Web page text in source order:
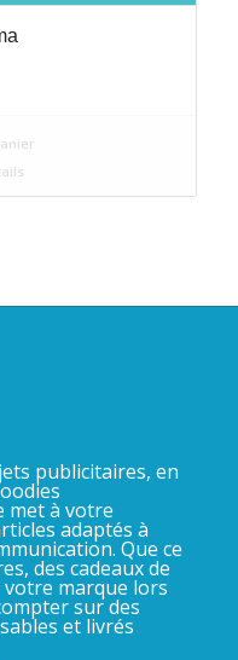
publicitaires, en
met à votre
adaptés à
Que ce
des cadeaux de
marque lors
sur des
et livrés